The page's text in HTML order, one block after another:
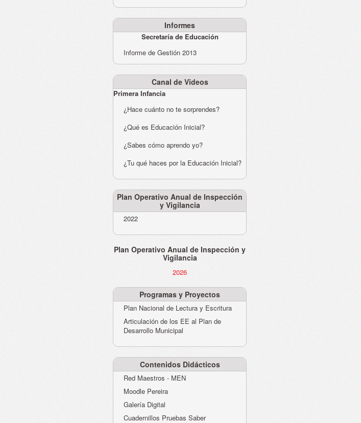
Informes
Secretaría de Educación
Informe de Gestión 2013
Canal de Videos
Primera Infancia
¿Hace cuánto no te sorprendes?
¿Qué es Educación Inicial?
¿Sabes cómo aprendo yo?
¿Tu qué haces por la Educación Inicial?
Plan Operativo Anual de Inspección
y Vigilancia
2022
Plan Operativo Anual de Inspección y
Vigilancia
2026
Programas y Proyectos
Plan Nacional de Lectura y Escritura
Articulación de los EE al Plan de
Desarrollo Municipal
Contenidos Didácticos
Red Maestros - MEN
Moodle Pereira
Galería Digital
Cuadernillos Pruebas Saber